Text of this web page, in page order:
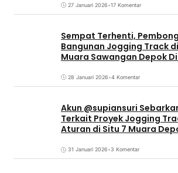
27 Januari 2026•17 Komentar
Sempat Terhenti,
Bangunan Jogging Track
Muara Sawangan Depok
28 Januari 2026•4 Komentar
Akun @supiansuri
Terkait Proyek Jogging
Aturan di Situ 7 Muara
31 Januari 2026•3 Komentar